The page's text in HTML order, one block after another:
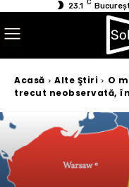
23.1 C
Acasă Alte Ştiri
O
trecut neobservată,